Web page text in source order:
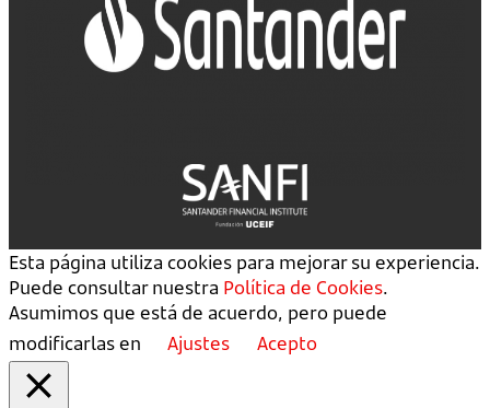
Esta página utiliza cookies para mejorar su experiencia.
Puede consultar nuestra Política de Cookies.
Asumimos que está de acuerdo, pero puede
modificarlas en
Ajustes Acepto